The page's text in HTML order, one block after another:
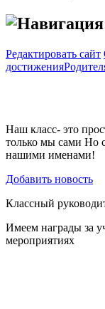
Навигация
Редактировать сайт
достижения
Наш класс- это
только мы сами Но
нашими именами!
Добавить новость
Классный
Имеем награды за
мероприятиях